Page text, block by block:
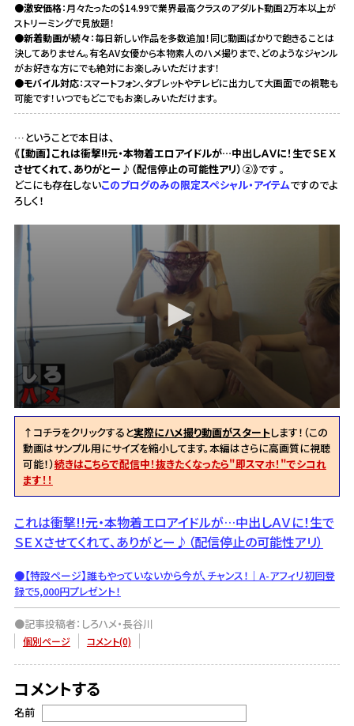
●激安価格：月々たったの$14.99で業界最高クラスのアダルト動画2万本以上が
ストリーミングで見放題！
●新着動画が続々：毎日新しい作品を多数追加！同じ動画ばかりで飽きることは
決してありません。有名AV女優から本物素人のハメ撮りまで、どのようなジャンル
がお好きな方にでも絶対にお楽しみいただけます！
●モバイル対応：スマートフォン、タブレットやテレビに出力して大画面での視聴も
可能です！いつでもどこでもお楽しみいただけます。
…ということで本日は、
《【動画】これは衝撃!!元・本物着エロアイドルが…中出しＡＶに！生でＳＥＸ
させてくれて、ありがとー♪（配信停止の可能性アリ）②》です 。
どこにも存在しないこのブログのみの限定スペシャル・アイテムですのでよ
ろしく！
↑コチラをクリックすると実際にハメ撮り動画がスタートします！（この
動画はサンプル用にサイズを縮小してます。本編はさらに高画質に視聴
可能！）続きはこちらで配信中！抜きたくなったら"即スマホ！"でシコれ
ます！！
これは衝撃!!元・本物着エロアイドルが…中出しＡＶに！生で
ＳＥＸさせてくれて、ありがとー♪（配信停止の可能性アリ）
●【特設ページ】誰もやっていないから今が、チャンス！｜A-アフィリ初回登
録で5,000円プレゼント！
●記事投稿者：しろハメ・長谷川
個別ページ コメント(0)
コメントする
名前